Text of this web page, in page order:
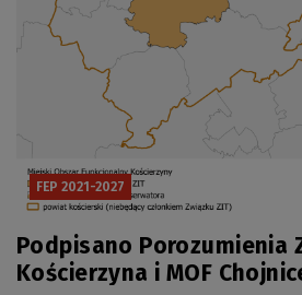
FEP 2021-2027
Podpisano Porozumienia
Kościerzyna i MOF